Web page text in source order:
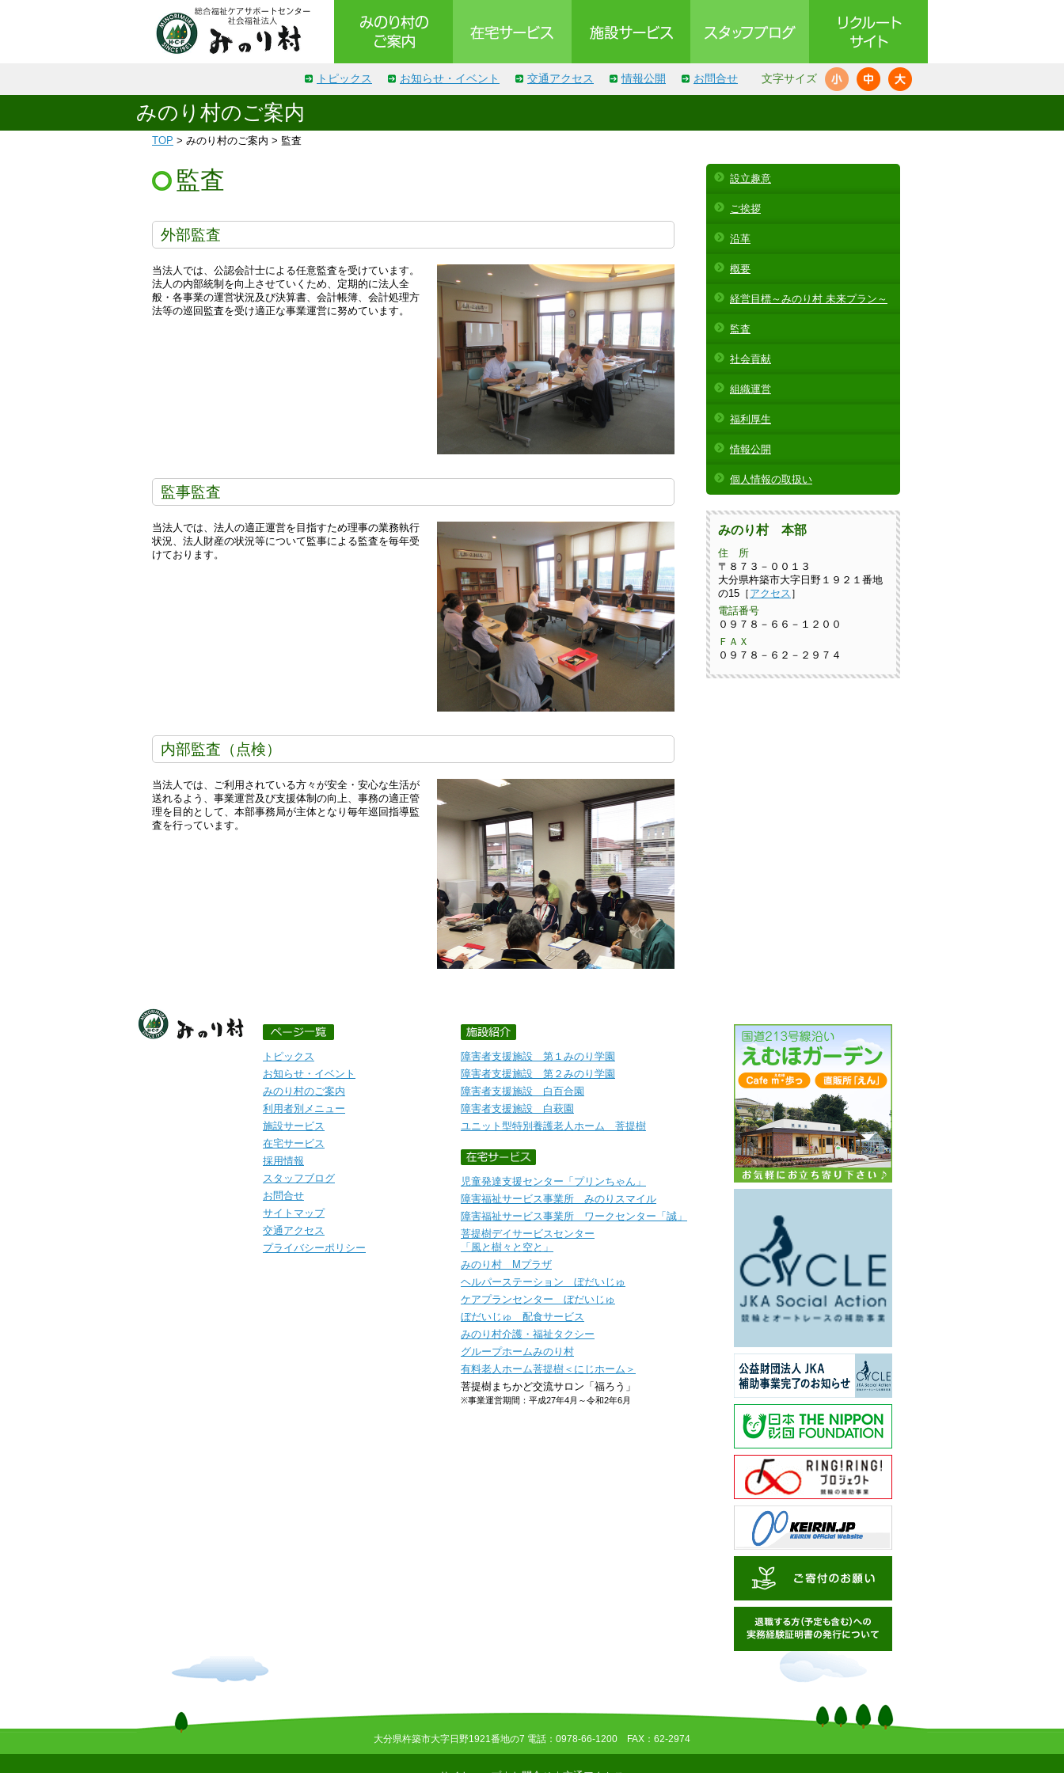
お問合せ
情報公開
交通アクセス
お知らせ・イベント
トピックス 文字サイズ
みのり村のご案内
TOP > みのり村のご案内 > 監査
監査
外部監査
当法人では、公認会計士による任意監査を受けています。
法人の内部統制を向上させていくため、定期的に法人全
般・各事業の運営状況及び決算書、会計帳簿、会計処理方
法等の巡回監査を受け適正な事業運営に努めています。
監事監査
当法人では、法人の適正運営を目指すため理事の業務執行
状況、法人財産の状況等について監事による監査を毎年受
けております。
内部監査（点検）
当法人では、ご利用されている方々が安全・安心な生活が
送れるよう、事業運営及び支援体制の向上、事務の適正管
理を目的として、本部事務局が主体となり毎年巡回指導監
査を行っています。
設立趣意
ご挨拶
沿革
概要
経営目標～みのり村 未来プラン～
監査
社会貢献
組織運営
福利厚生
情報公開
個人情報の取扱い
みのり村 本部
住 所
〒８７３－００１３
大分県杵築市大字日野１９２１番地
の15［ アクセス ］
電話番号
０９７８－６６－１２００
ＦＡＸ
０９７８－６２－２９７４
トピックス
お知らせ・イベント
みのり村のご案内
利用者別メニュー
施設サービス
在宅サービス
採用情報
スタッフブログ
お問合せ
サイトマップ
交通アクセス
プライバシーポリシー
障害者支援施設 第１みのり学園
障害者支援施設 第２みのり学園
障害者支援施設 白百合園
障害者支援施設 白萩園
ユニット型特別養護老人ホーム 菩提樹
児童発達支援センター「プリンちゃん」
障害福祉サービス事業所 みのりスマイル
障害福祉サービス事業所 ワークセンター「誠」
菩提樹デイサービスセンター
「風と樹々と空と」
みのり村 Mプラザ
ヘルパーステーション ぼだいじゅ
ケアプランセンター ぼだいじゅ
ぼだいじゅ 配食サービス
みのり村介護・福祉タクシー
グループホームみのり村
有料老人ホーム菩提樹＜にじホーム＞
菩提樹まちかど交流サロン「福ろう」
※事業運営期間：平成27年4月～令和2年6月
大分県杵築市大字日野1921番地の7 電話：0978-66-1200 FAX：62-2974